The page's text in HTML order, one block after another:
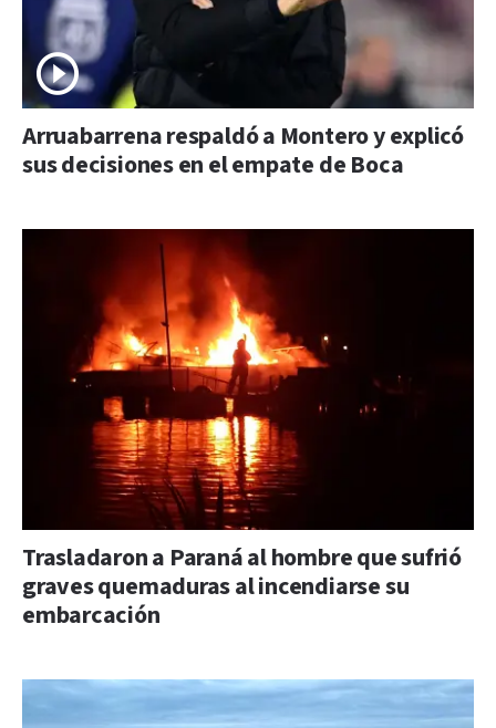
Arruabarrena respaldó a Montero y explicó
sus decisiones en el empate de Boca
Trasladaron a Paraná al hombre que sufrió
graves quemaduras al incendiarse su
embarcación